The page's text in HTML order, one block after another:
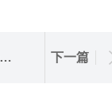
下一篇